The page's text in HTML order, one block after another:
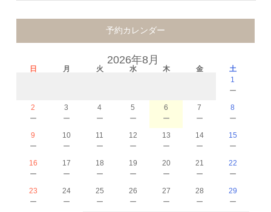
予約カレンダー
2026年8月
日 月 火 水 木 金
土
1
－
2
－
3
－
4
－
5
－
6
－
7
－
8
－
9
－
10
－
11
－
12
－
13
－
14
－
15
－
16
－
17
－
18
－
19
－
20
－
21
－
22
－
23
－
24
－
25
－
26
－
27
－
28
－
29
－